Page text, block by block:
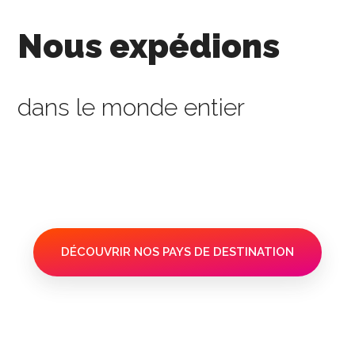
Nous expédions
dans le monde entier
DÉCOUVRIR NOS PAYS DE DESTINATION